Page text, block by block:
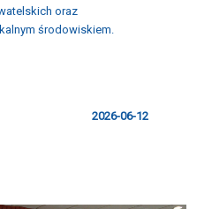
oraz
środowiskiem.
2026-06-12